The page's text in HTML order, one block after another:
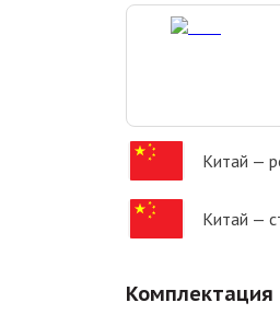
Китай —
Китай —
Комплектация